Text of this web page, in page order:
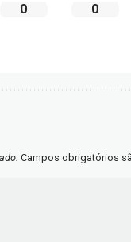
0 0
Campos obrigatórios